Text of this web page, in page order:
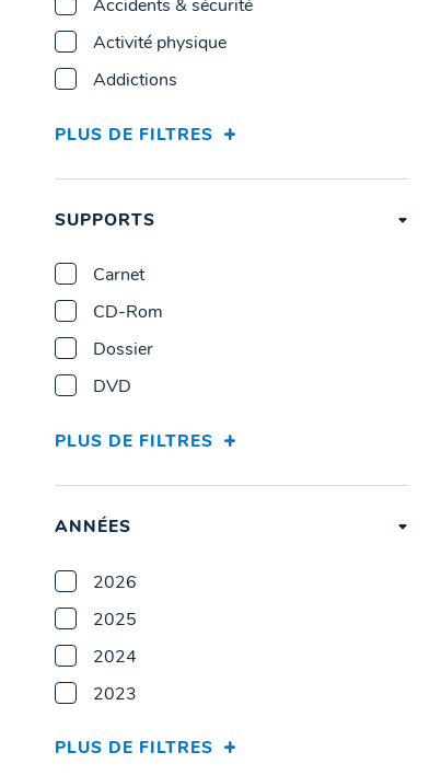
Accidents & sécurité
Activité physique
Addictions
PLUS DE FILTRES
SUPPORTS
Carnet
CD-Rom
Dossier
DVD
PLUS DE FILTRES
ANNÉES
2026
2025
2024
2023
PLUS DE FILTRES